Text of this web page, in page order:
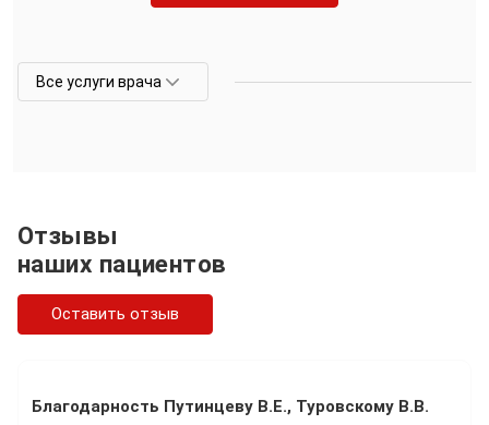
Все услуги врача
Отзывы
наших пациентов
Оставить отзыв
Благодарность Путинцеву В.Е., Туровскому В.В.